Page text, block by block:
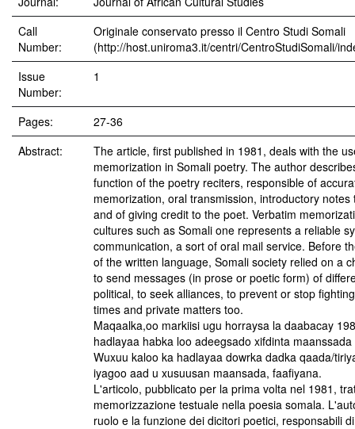
Call
Number:
Originale conservato presso il Centro Studi Somali
(http://host.uniroma3.it/centri/CentroStudiSomali/
Issue
Number:
1
Pages:
27-36
Abstract:
The article, first published in 1981, deals with the
memorization in Somali poetry. The author
function of the poetry reciters, responsible of
memorization, oral transmission, introductory notes
and of giving credit to the poet. Verbatim
cultures such as Somali one represents a reliable
communication, a sort of oral mail service. Before
of the written language, Somali society relied on a
to send messages (in prose or poetic form) of
political, to seek alliances, to prevent or stop
times and private matters too.
Maqaalka,oo markiisi ugu horraysa la daabacay
hadlayaa habka loo adeegsado xifdinta
Wuxuu kaloo ka hadlayaa dowrka dadka qaada/
iyagoo aad u xusuusan maansada, faafiyana.
L'articolo, pubblicato per la prima volta nel 1981,
memorizzazione testuale nella poesia somala.
ruolo e la funzione dei dicitori poetici, responsabili